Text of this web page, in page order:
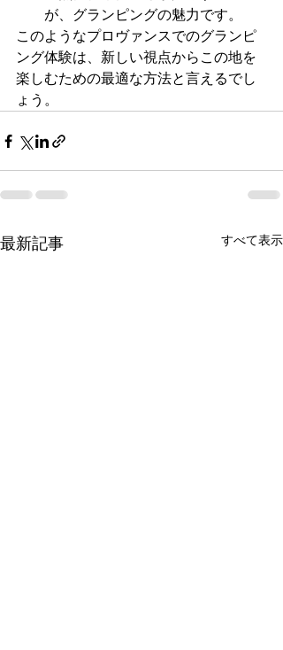
が、グランピングの魅力です。
このようなプロヴァンスでのグランピ
ング体験は、新しい視点からこの地を
楽しむための最適な方法と言えるでし
ょう。
最新記事 すべて表示